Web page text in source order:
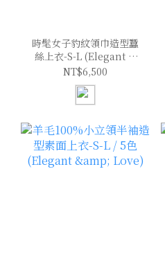
時髦女子豹紋領巾造型蠶
絲上衣-S-L (Elegant &
Love)
NT$6,500